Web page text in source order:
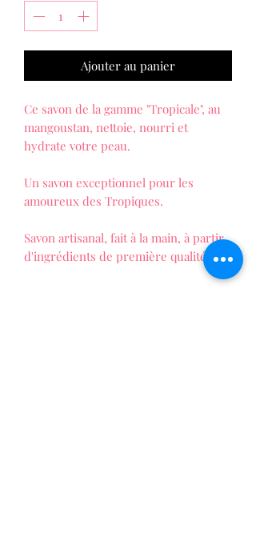
Ajouter au panier
Ce savon de la gamme "Tropicale", au
mangoustan, nettoie, nourri et
hydrate votre peau.
Un savon exceptionnel pour les
amoureux des Tropiques.
Savon artisanal, fait à la main, à partir
d'ingrédients de première qualité.